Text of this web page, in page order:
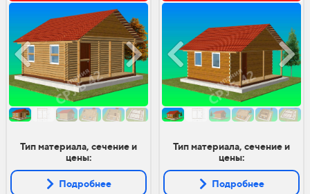
Тип материала, сечение и
цены:
Подробнее
Тип материала, сечение и
цены:
Подробнее